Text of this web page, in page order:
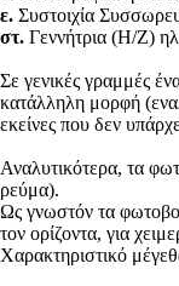
ε. Συστοιχία
στ. Γεννήτρια (Η/Ζ)
Σε γενικές γραμμές
κατάλληλη μορφή
εκείνες που δεν
Αναλυτικότερα, τα
ρεύμα).
Ως γνωστόν τα
τον ορίζοντα, για
Χαρακτηριστικό